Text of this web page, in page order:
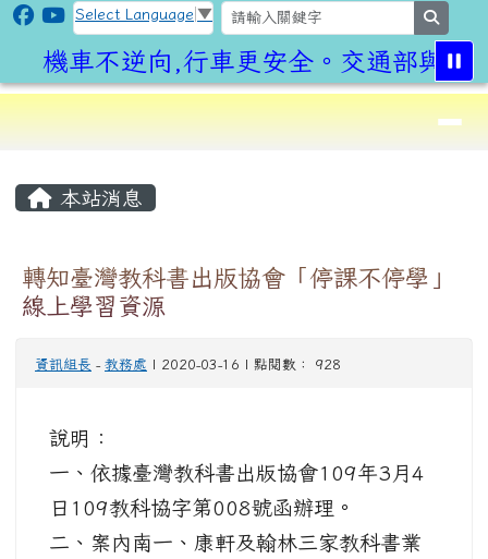
跳至主內容區
CLPS Site
Select Language ▼
機車不逆向,行車更安全。交通部與桃
⏸
導覽列
本站消息
轉知臺灣教科書出版協會「停課不停學」
線上學習資源
資訊組長 - 教務處 | 2020-03-16 | 點閱數： 928
說明：
一、依據臺灣教科書出版協會109年3月4
日109教科協字第008號函辦理。
二、案內南一、康軒及翰林三家教科書業